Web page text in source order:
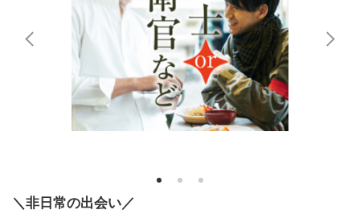
1 2 3
＼非日常の出会い／